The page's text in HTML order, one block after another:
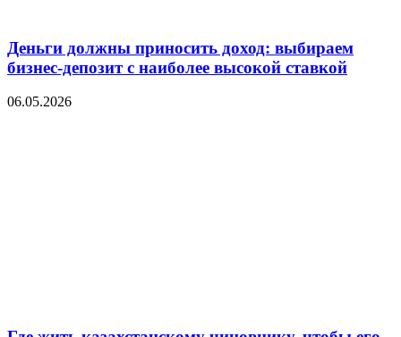
Деньги должны приносить доход: выбираем
бизнес-депозит с наиболее высокой ставкой
06.05.2026